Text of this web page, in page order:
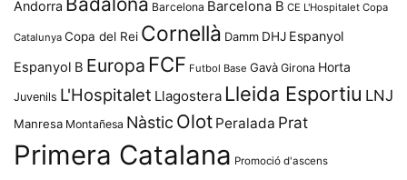
Andorra Barcelona Barcelona B CE L'Hospitalet Copa
Catalunya Copa del Rei Cornellà Damm DHJ Espanyol
Espanyol B Europa FCF Futbol Base Gavà Girona Horta
Juvenils L'Hospitalet Llagostera Lleida Esportiu LNJ
Manresa Montañesa Nàstic Olot Peralada Prat
Primera Catalana Promoció d'ascens